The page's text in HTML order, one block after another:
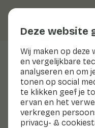
Deze website
Wij maken op deze
en vergelijkbare
analyseren en om
tonen op social
te klikken geef je
ervan en het
verkregen
privacy- &
Veggiblogs